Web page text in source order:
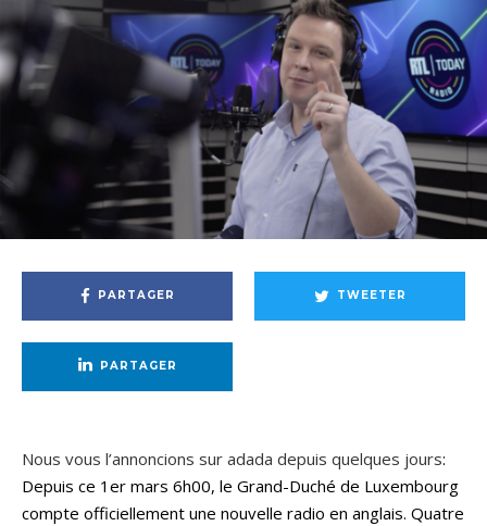
PARTAGER TWEETER
PARTAGER
Nous vous l’annoncions sur adada depuis quelques jours:
Depuis ce 1er mars 6h00, le Grand-Duché de Luxembourg
compte officiellement une nouvelle radio en anglais. Quatre